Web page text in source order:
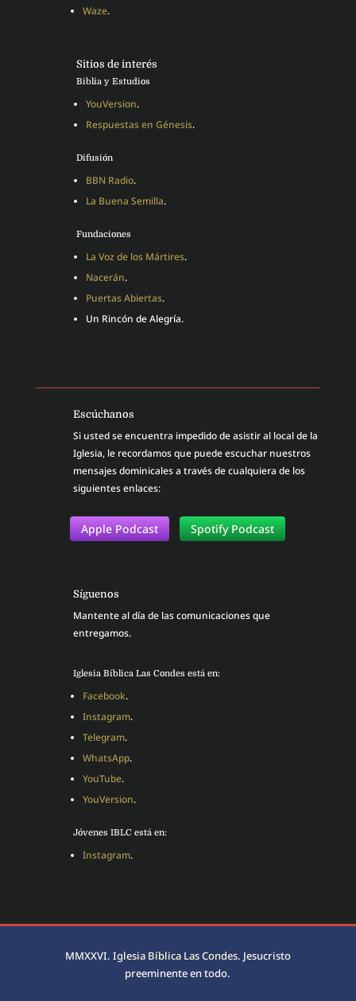
Waze.
Sitios de interés
Biblia y Estudios
YouVersion.
Respuestas en Génesis.
Difusión
BBN Radio.
La Buena Semilla.
Fundaciones
La Voz de los Mártires.
Nacerán.
Puertas Abiertas.
Un Rincón de Alegría.
Escúchanos
Si usted se encuentra impedido de asistir al local de la
Iglesia, le recordamos que puede escuchar nuestros
mensajes dominicales a través de cualquiera de los
siguientes enlaces:
Apple Podcast Spotify Podcast
Síguenos
Mantente al día de las comunicaciones que
entregamos.
Iglesia Bíblica Las Condes está en:
Facebook.
Instagram.
Telegram.
WhatsApp.
YouTube.
YouVersion.
Jóvenes IBLC está en:
Instagram.
MMXXVI. Iglesia Bíblica Las Condes. Jesucristo
preeminente en todo.